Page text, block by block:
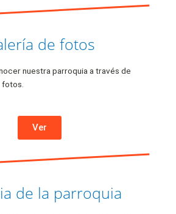
de fotos
nuestra parroquia a través de
Ver
de la parroquia